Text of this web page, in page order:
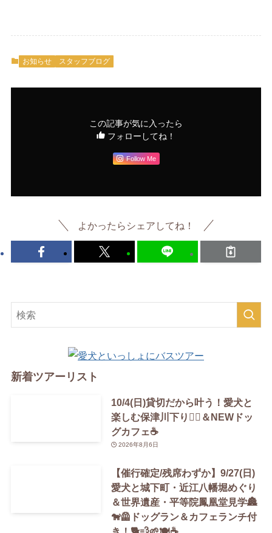
お知らせ スタッフブログ
この記事が気に入ったら
フォローしてね！
Follow Me
よかったらシェアしてね！
新着ツアーリスト
10/4(日)貸切だから叶う！愛犬と
楽しむ保津川下り🚣‍♀️＆NEWドッ
グカフェ☕️
2026年8月6日
【催行確定/残席わずか】9/27(日)
愛犬と城下町・近江八幡堀めぐり
＆世界遺産・平等院鳳凰堂見学🏯
🐕‍🦺ドッグラン＆カフェランチ付